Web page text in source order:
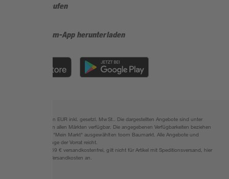
Sicher einkaufen
Jetzt die toom-App herunterladen
Alle Preisangaben in EUR inkl. gesetzl. MwSt.. Die dargestellten Angebote sind unter
Umständen nicht in allen Märkten verfügbar. Die angegebenen Verfügbarkeiten beziehen
sich auf den unter "Mein Markt" ausgewählten toom Baumarkt. Alle Angebote und
Produkte nur solange der Vorrat reicht.
*Paketversand ab 59 € versandkostenfrei, gilt nicht für Artikel mit Speditionsversand, hier
fallen zusätzliche Versandkosten an.